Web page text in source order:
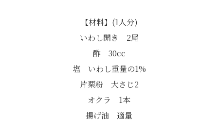
【材料】(1人分)
いわし開き 2尾
酢 30cc
塩 いわし重量の1%
片栗粉 大さじ2
オクラ 1本
揚げ油 適量